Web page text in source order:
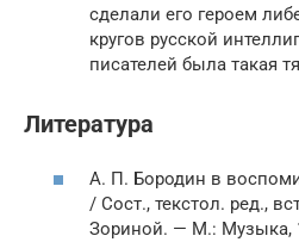
сделали его героем
кругов русской
писателей была такая
Литература
А. П. Бородин в
/ Сост., текстол. ред.,
Зориной. — М.: Музыка,